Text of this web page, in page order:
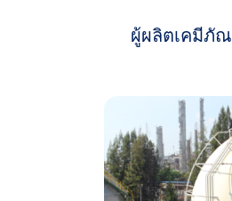
ผู้ผลิตเคมีภัณ